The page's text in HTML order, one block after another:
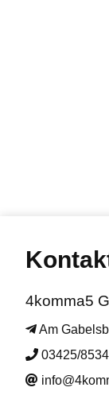
4komma5
Am
03425/